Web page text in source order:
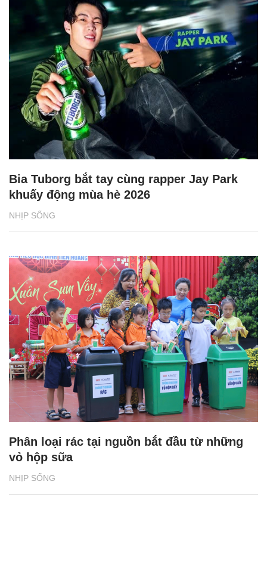
NHỊP SỐNG
Bia Tuborg bắt tay cùng rapper Jay Park
khuấy động mùa hè 2026
NHỊP SỐNG
Phân loại rác tại nguồn bắt đầu từ những
vỏ hộp sữa